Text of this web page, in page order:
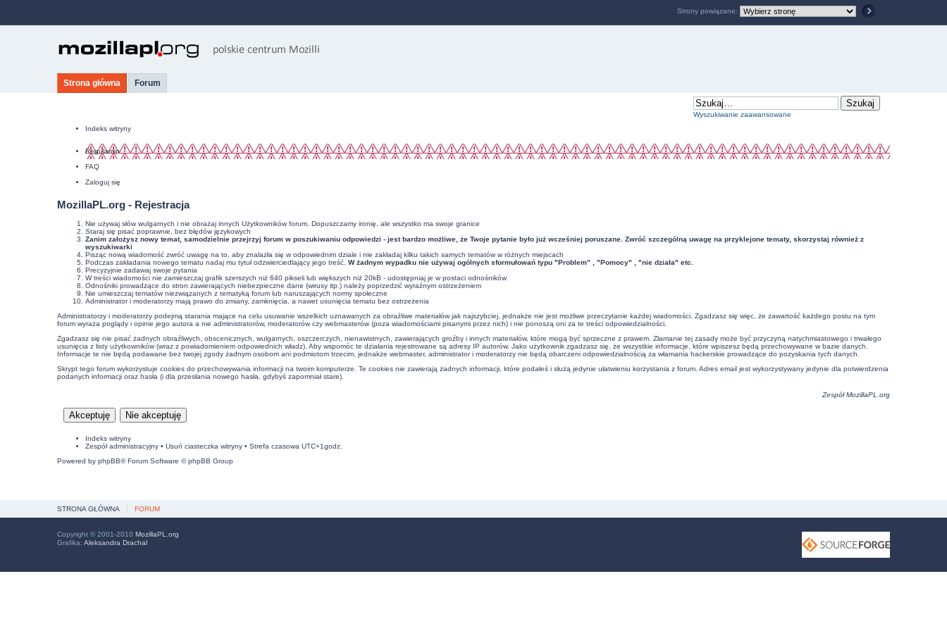
Strona główna Forum
Wyszukiwanie zaawansowane
Indeks witryny
Regulamin
FAQ
Zaloguj się
MozillaPL.org - Rejestracja
Nie używaj słów wulgarnych i nie obrażaj innych Użytkowników forum. Dopuszczamy ironię, ale wszystko ma swoje granice
Staraj się pisać poprawnie, bez błędów językowych
Zanim założysz nowy temat, samodzielnie przejrzyj forum w poszukiwaniu odpowiedzi - jest bardzo możliwe, że Twoje pytanie było już wcześniej poruszane. Zwróć szczególną uwagę na przyklejone tematy, skorzystaj również z
wyszukiwarki
Pisząc nową wiadomość zwróć uwagę na to, aby znalazła się w odpowiednim dziale i nie zakładaj kilku takich samych tematów w różnych miejscach
Podczas zakładania nowego tematu nadaj mu tytuł odzwierciedlający jego treść. W żadnym wypadku nie używaj ogólnych sformułowań typu "Problem" , "Pomocy" , "nie działa" etc.
Precyzyjnie zadawaj swoje pytania
W treści wiadomości nie zamieszczaj grafik szerszych niż 640 pikseli lub większych niż 20kB - udostępniaj je w postaci odnośników
Odnośniki prowadzące do stron zawierających niebezpieczne dane (wirusy itp.) należy poprzedzić wyraźnym ostrzeżeniem
Nie umieszczaj tematów niezwiązanych z tematyką forum lub naruszających normy społeczne
Administrator i moderatorzy mają prawo do zmiany, zamknięcia, a nawet usunięcia tematu bez ostrzeżenia
Administratorzy i moderatorzy podejmą starania mające na celu usuwanie wszelkich uznawanych za obraźliwe materiałów jak najszybciej, jednakże nie jest możliwe przeczytanie każdej wiadomości. Zgadzasz się więc, że zawartość każdego postu na tym
forum wyraża poglądy i opinie jego autora a nie administratorów, moderatorów czy webmasterów (poza wiadomościami pisanymi przez nich) i nie ponoszą oni za te treści odpowiedzialności.
Zgadzasz się nie pisać żadnych obraźliwych, obscenicznych, wulgarnych, oszczerczych, nienawistnych, zawierających groźby i innych materiałów, które mogą być sprzeczne z prawem. Złamanie tej zasady może być przyczyną natychmiastowego i trwałego
usunięcia z listy użytkowników (wraz z powiadomieniem odpowiednich władz). Aby wspomóc te działania rejestrowane są adresy IP autorów. Jako użytkownik zgadzasz się, że wszystkie informacje, które wpiszesz będą przechowywane w bazie danych.
Informacje te nie będą podawane bez twojej zgody żadnym osobom ani podmiotom trzecim, jednakże webmaster, administrator i moderatorzy nie będą obarczeni odpowiedzialnością za włamania hackerskie prowadzące do pozyskania tych danych.
Skrypt tego forum wykorzystuje cookies do przechowywania informacji na twoim komputerze. Te cookies nie zawierają żadnych informacji, które podałeś i służą jedynie ułatwieniu korzystania z forum. Adres email jest wykorzystywany jedynie dla potwierdzenia
podanych informacji oraz hasła (i dla przesłania nowego hasła, gdybyś zapomniał stare).
ZespółMozillaPL.org
Indeks witryny
Zespół administracyjny• Usuń ciasteczka witryny• Strefa czasowa UTC+1godz.
Powered by phpBB® Forum Software © phpBB Group
Strony powiązane:
STRONA GŁÓWNA FORUM
Copyright © 2001-2010 MozillaPL.org
Grafika: Aleksandra Drachal